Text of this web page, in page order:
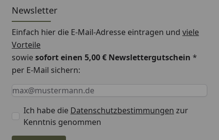
Newsletter
Einfach hier die E-Mail-Adresse eintragen und viele
Vorteile
sowiesofort einen 5,00 € Newslettergutschein *
per E-Mail sichern:
Keine Eingabe erforderlich
Eingabe erforderlich
E-Mail *
Ich habe die Datenschutzbestimmungen zur
Kenntnis genommen